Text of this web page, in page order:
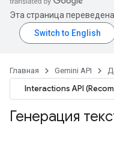
Эта страница
Главная Gemini API
Interactions API
Генерация